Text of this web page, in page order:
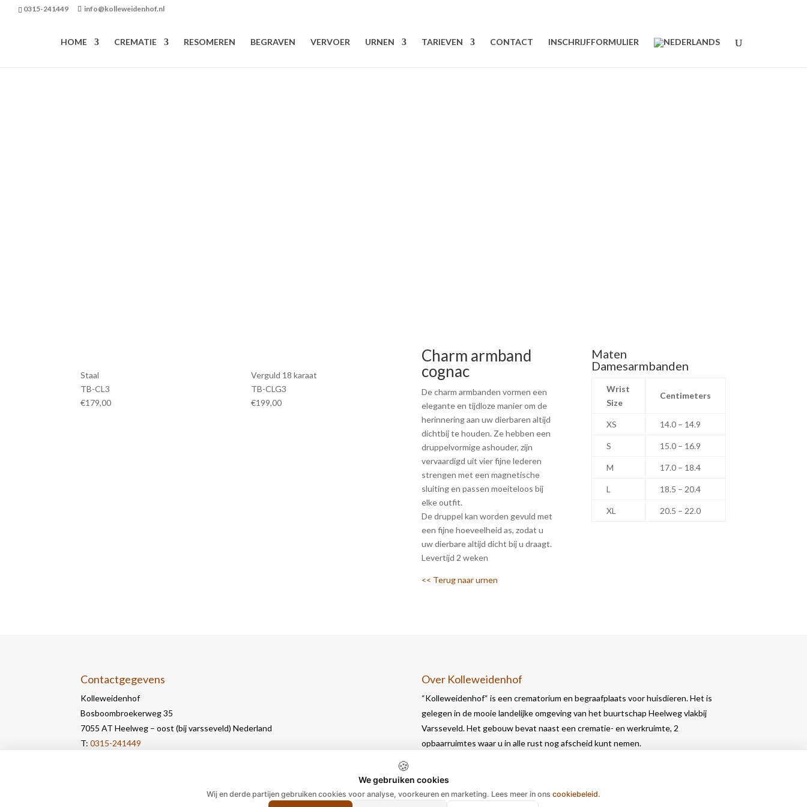
0315-241449 info@kolleweidenhof.nl
HOME CREMATIE RESOMEREN BEGRAVEN VERVOER URNEN TARIEVEN CONTACT INSCHRIJFFORMULIER
Staal
TB-CL3
€179,00
Verguld 18 karaat
TB-CLG3
€199,00
Charm armband
cognac
De charm armbanden vormen een
elegante en tijdloze manier om de
herinnering aan uw dierbaren altijd
dichtbij te houden. Ze hebben een
druppelvormige ashouder, zijn
vervaardigd uit vier fijne lederen
strengen met een magnetische
sluiting en passen moeiteloos bij
elke outfit.
De druppel kan worden gevuld met
een fijne hoeveelheid as, zodat u
uw dierbare altijd dicht bij u draagt.
Levertijd 2 weken
<< Terug naar urnen
Maten
Damesarmbanden
Wrist
Size
Centimeters
XS 14.0 – 14.9
S 15.0 – 16.9
M 17.0 – 18.4
L 18.5 – 20.4
XL 20.5 – 22.0
Contactgegevens
Kolleweidenhof
Bosboombroekerweg 35
7055 AT Heelweg – oost (bij varsseveld) Nederland
T:0315-241449
Over Kolleweidenhof
“Kolleweidenhof“ is een crematorium en begraafplaats voor huisdieren. Het is
gelegen in de mooie landelijke omgeving van het buurtschap Heelweg vlakbij
Varsseveld. Het gebouw bevat naast een crematie- en werkruimte, 2
opbaarruimtes waar u in alle rust nog afscheid kunt nemen.
🍪
We gebruiken cookies
Wij en derde partijen gebruiken cookies voor analyse, voorkeuren en marketing. Lees meer in ons cookiebeleid.